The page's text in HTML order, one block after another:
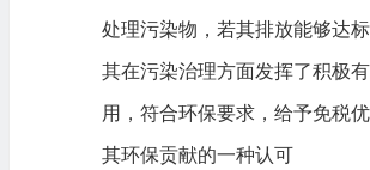
处理污染物，若其排放能够达
其在污染治理方面发挥了积极
用，符合环保要求，给予免税
其环保贡献的一种认可